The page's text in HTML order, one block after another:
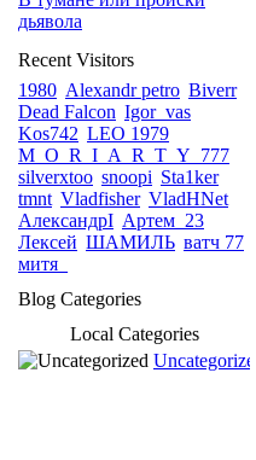
дьявола
Recent Visitors
1980 Alexandr petro Biverr
Dead Falcon Igor_vas
Kos742 LEO 1979
M_O_R_I_A_R_T_Y_777
silverxtoo snoopi Sta1ker
tmnt Vladfisher VladHNet
АлександрI Артем_23
Лексей ШАМИЛЬ ватч 77
митя_
Blog Categories
Local Categories
Uncategorized